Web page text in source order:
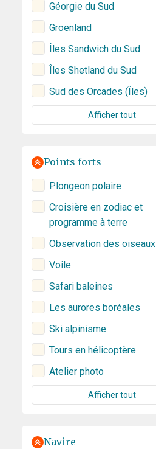
Géorgie du Sud
Groenland
Îles Sandwich du Sud
Îles Shetland du Sud
Sud des Orcades (Îles)
Afficher tout
Points forts
Plongeon polaire
Croisière en zodiac et
programme à terre
Observation des oiseaux
Voile
Safari baleines
Les aurores boréales
Ski alpinisme
Tours en hélicoptère
Atelier photo
Afficher tout
Navire